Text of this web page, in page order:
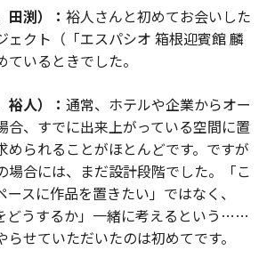
田渕）： 裕人さんと初めてお会いした
ェクト（「エスパシオ 箱根迎賓館 麟
いるときでした。
人）： 通常、ホテルや企業からオー
合、すでに出来上がっている空間に置
められることがほとんどです。ですが
場合には、まだ設計段階でした。「こ
スに作品を置きたい」ではなく、
どうするか」一緒に考えるという……
らせていただいたのは初めてです。